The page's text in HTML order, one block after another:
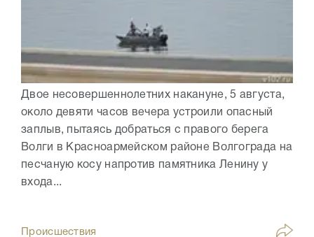
Двое несовершеннолетних накануне, 5 августа,
около девяти часов вечера устроили опасный
заплыв, пытаясь добраться с правого берега
Волги в Красноармейском районе Волгограда на
песчаную косу напротив памятника Ленину у
входа...
Происшествия